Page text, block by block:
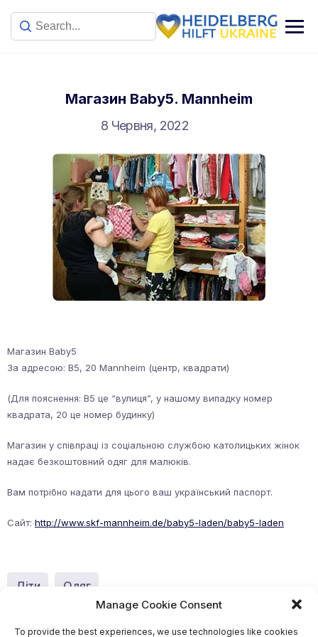
Manage Cookie Consent
To provide the best experiences, we use technologies like cookies
Магазин Baby5. Mannheim
8 Червня, 2022
Магазин Baby5
За адресою: В5, 20 Mannheim (центр, квадрати)
(Для пояснення: B5 це “вулиця”, у нашому випадку номер
квадрата, 20 це номер будинку)
Магазин у співпраці із соціальною службою католицьких жінок
надає безкоштовний одяг для малюків.
Вам потрібно надати для цього ваш український паспорт.
Сайт: http://www.skf-mannheim.de/baby5-laden/baby5-laden
Діти Одяг